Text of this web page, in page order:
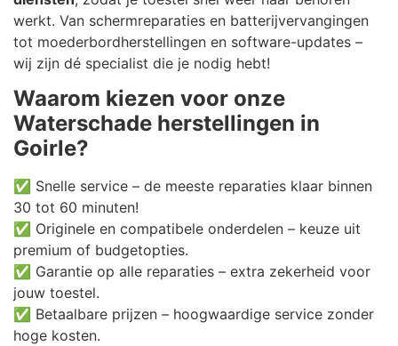
werkt. Van schermreparaties en batterijvervangingen
tot moederbordherstellingen en software-updates –
wij zijn dé specialist die je nodig hebt!
Waarom kiezen voor onze
Waterschade herstellingen in
Goirle?
✅ Snelle service – de meeste reparaties klaar binnen
30 tot 60 minuten!
✅ Originele en compatibele onderdelen – keuze uit
premium of budgetopties.
✅ Garantie op alle reparaties – extra zekerheid voor
jouw toestel.
✅ Betaalbare prijzen – hoogwaardige service zonder
hoge kosten.